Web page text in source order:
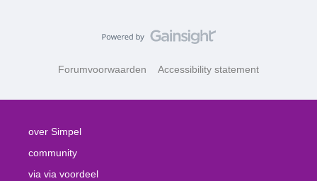
Forumvoorwaarden Accessibility statement
over Simpel
community
via via voordeel